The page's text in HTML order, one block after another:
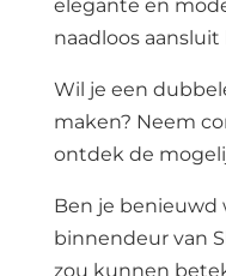
elegante en
naadloos
Wil je een
maken? Neem
ontdek de
Ben je benieuwd
binnendeur van
zou kunnen